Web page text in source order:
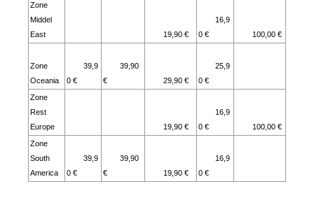
Zone
Middel
East
19,90 €
16,9
0 €
100,00 €
Zone
Oceania
39,9
0 €
39,90
€
29,90 €
25,9
0 €
Zone
Rest
Europe
19,90 €
16,9
0 €
100,00 €
Zone
South
America
39,9
0 €
39,90
€
19,90 €
16,9
0 €